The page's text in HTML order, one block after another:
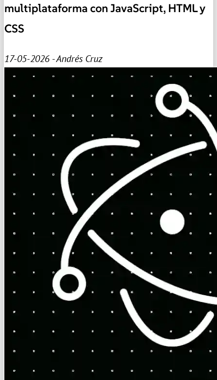
multiplataforma con JavaScript, HTML y
CSS
17-05-2026 - Andrés Cruz